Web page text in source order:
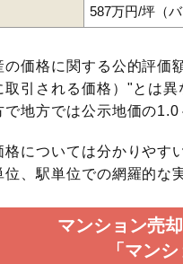
587万円/坪（
価格に関する公的評価
取引される価格）"とは
で地方では公示地価の1.0
については分かりやす
位、駅単位での網羅的な
マンション売
「マン